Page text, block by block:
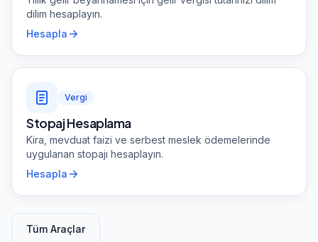
dilim hesaplayın.
Hesapla
Vergi
Stopaj Hesaplama
Kira, mevduat faizi ve serbest meslek ödemelerinde
uygulanan stopajı hesaplayın.
Hesapla
Tüm Araçlar